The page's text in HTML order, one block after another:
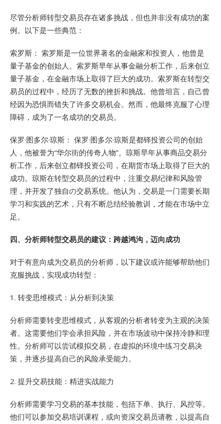
尽管分析师转型交易员存在诸多挑战，但也并非没有成功的案
例。以下是一些典范：
索罗斯： 索罗斯是一位世界著名的金融家和投资人，他曾是
量子基金的创始人。索罗斯早年从事金融分析工作，后来创立
量子基金，在金融市场上取得了巨大的成功。索罗斯在转型交
易员的过程中，经历了无数的挫折和挑战。他曾坦言，自己曾
经因为恐惧而错失了许多交易机会。然而，他最终克服了心理
障碍，成为了一名成功的交易员。
保罗·图多尔·琼斯： 保罗·图多尔·琼斯是都铎投资公司的创始
人，他被誉为“华尔街的传奇人物”。琼斯早年从事商品交易分
析工作，后来创立都铎投资公司，在期货市场上取得了巨大的
成功。琼斯在转型交易员的过程中，注重交易纪律和风险管
理，并开发了独自の交易系统。他认为，交易是一门需要长期
学习和实践的艺术，只有不断总结经验教训，才能在市场中立
足。
四、 分析师转型交易员的建议：跨越鸿沟，迈向成功
对于有意向成为交易员的分析师，以下建议或许能够帮助他们
克服挑战，实现成功转型：
1. 转变思维模式：从分析到决策
分析师需要转变思维模式，从客观的分析者转变为主观的决策
者。这需要他们学会承担风险，并在市场波动中保持冷静和理
性。分析师可以尝试模拟交易，在虚拟的环境中练习交易决
策，并逐步提高自己的风险承受能力。
2. 提升交易技能：精进实战能力
分析师需要学习交易的基本技能，包括下单、执行、风控等。
他们可以参加交易培训课程，或向资深交易员请教，以提高自